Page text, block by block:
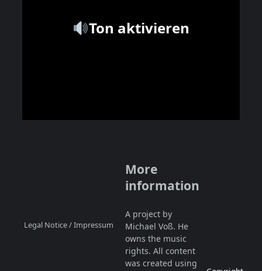
Ton aktivieren
Legal Notice / Impressum
More
information
A project by
Michael Voß. He
owns the music
rights. All content
was created using